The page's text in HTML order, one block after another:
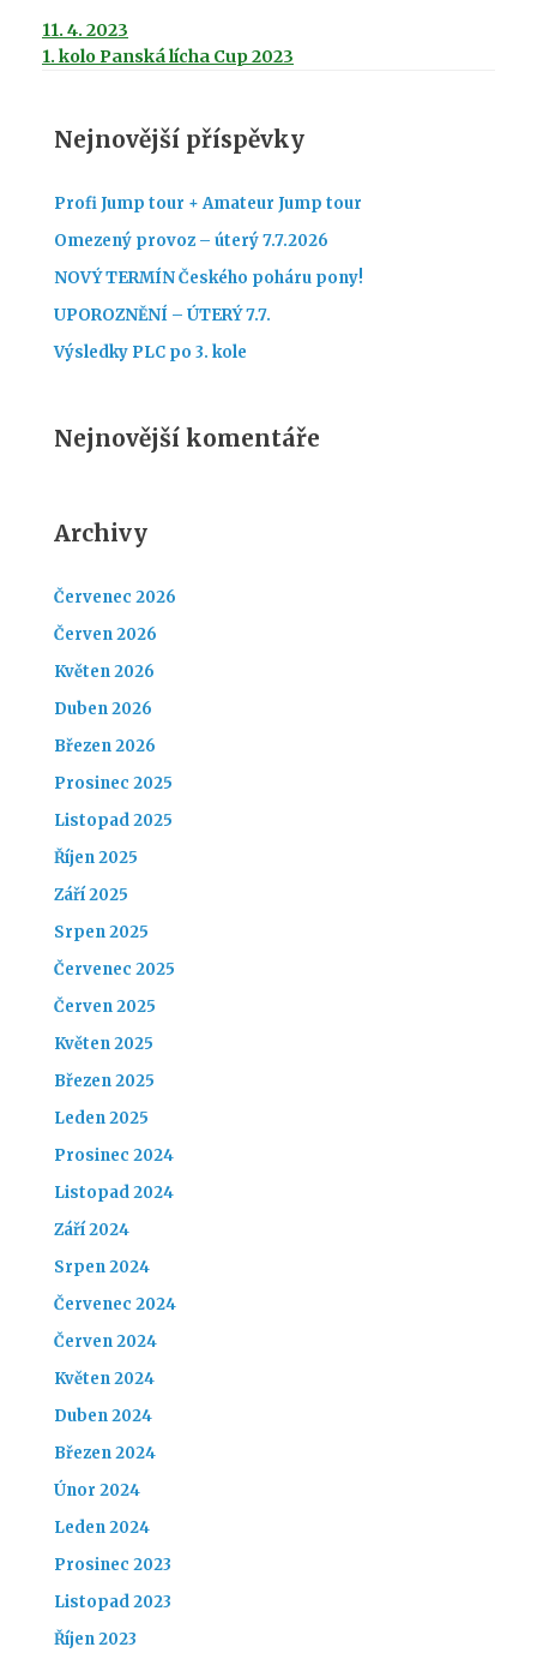
11. 4. 2023
1. kolo Panská lícha Cup 2023
Nejnovější příspěvky
Profi Jump tour + Amateur Jump tour
Omezený provoz – úterý 7.7.2026
NOVÝ TERMÍN Českého poháru pony!
UPOROZNĚNÍ – ÚTERÝ 7.7.
Výsledky PLC po 3. kole
Nejnovější komentáře
Archivy
Červenec 2026
Červen 2026
Květen 2026
Duben 2026
Březen 2026
Prosinec 2025
Listopad 2025
Říjen 2025
Září 2025
Srpen 2025
Červenec 2025
Červen 2025
Květen 2025
Březen 2025
Leden 2025
Prosinec 2024
Listopad 2024
Září 2024
Srpen 2024
Červenec 2024
Červen 2024
Květen 2024
Duben 2024
Březen 2024
Únor 2024
Leden 2024
Prosinec 2023
Listopad 2023
Říjen 2023